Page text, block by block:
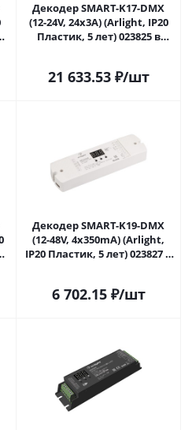
Декодер SMART-K17-DMX
(12-24V, 24x3A) (Arlight, IP20
Пластик, 5 лет) 023825 в
21 633.53₽/шт
Декодер SMART-K19-DMX
(12-48V, 4x350mA) (Arlight,
IP20 Пластик, 5 лет) 023827 в
6 702.15₽/шт